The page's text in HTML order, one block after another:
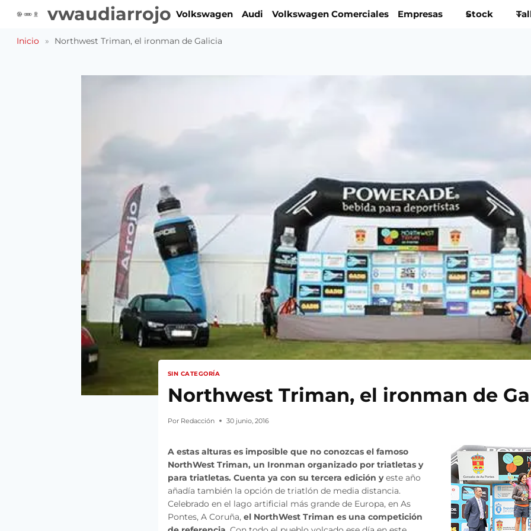
vwaudiarrojo Volkswagen Audi Volkswagen Comerciales Empresas Stock
Inicio » Northwest Triman, el ironman de Galicia
SIN CATEGORÍA
Northwest Triman, el ironman de
Por Redacción 30 junio, 2016
A estas alturas es imposible que no conozcas el famoso
NorthWest Triman, un Ironman organizado por triatletas y
para triatletas. Cuenta ya con su tercera edición yeste año
añadía también la opción de triatlón de media distancia.
Celebrado en el lago artificial más grande de Europa, en As
Pontes, A Coruña, el NorthWest Triman es una competición